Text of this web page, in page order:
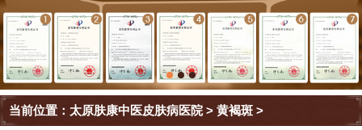
当前位置： 太原肤康中医皮肤病医院>黄褐斑 >